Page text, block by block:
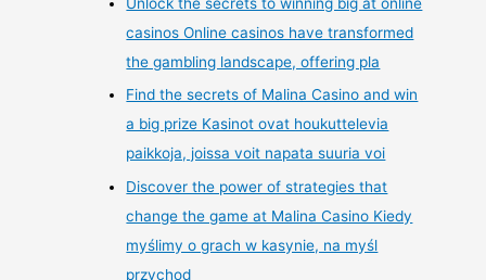
casinos Online casinos have transformed
the gambling landscape, offering pla
Find the secrets of Malina Casino and win
a big prize Kasinot ovat houkuttelevia
paikkoja, joissa voit napata suuria voi
Discover the power of strategies that
change the game at Malina Casino Kiedy
myślimy o grach w kasynie, na myśl
przychod